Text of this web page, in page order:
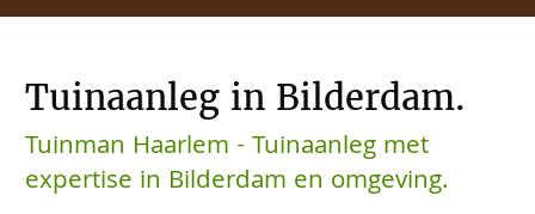
Tuinaanleg in Bilderdam.
Tuinman Haarlem - Tuinaanleg met
expertise in Bilderdam en omgeving.